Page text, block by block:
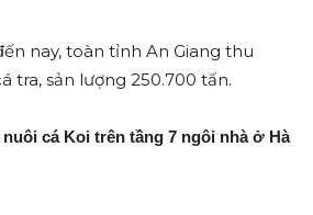
nay, toàn tỉnh An Giang thu
tra, sản lượng 250.700 tấn.
cá Koi trên tầng 7 ngôi nhà ở Hà